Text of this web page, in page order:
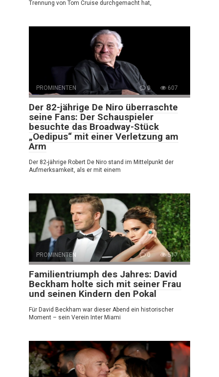
Trennung von Tom Cruise durchgemacht hat,
PROMINENTEN 0 607
Der 82-jährige De Niro überraschte
seine Fans: Der Schauspieler
besuchte das Broadway-Stück
„Oedipus“ mit einer Verletzung am
Arm
Der 82-jährige Robert De Niro stand im Mittelpunkt der
Aufmerksamkeit, als er mit einem
PROMINENTEN 0 517
Familientriumph des Jahres: David
Beckham holte sich mit seiner Frau
und seinen Kindern den Pokal
Für David Beckham war dieser Abend ein historischer
Moment – sein Verein Inter Miami